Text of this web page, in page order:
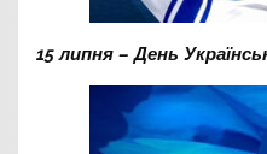
15 липня – День